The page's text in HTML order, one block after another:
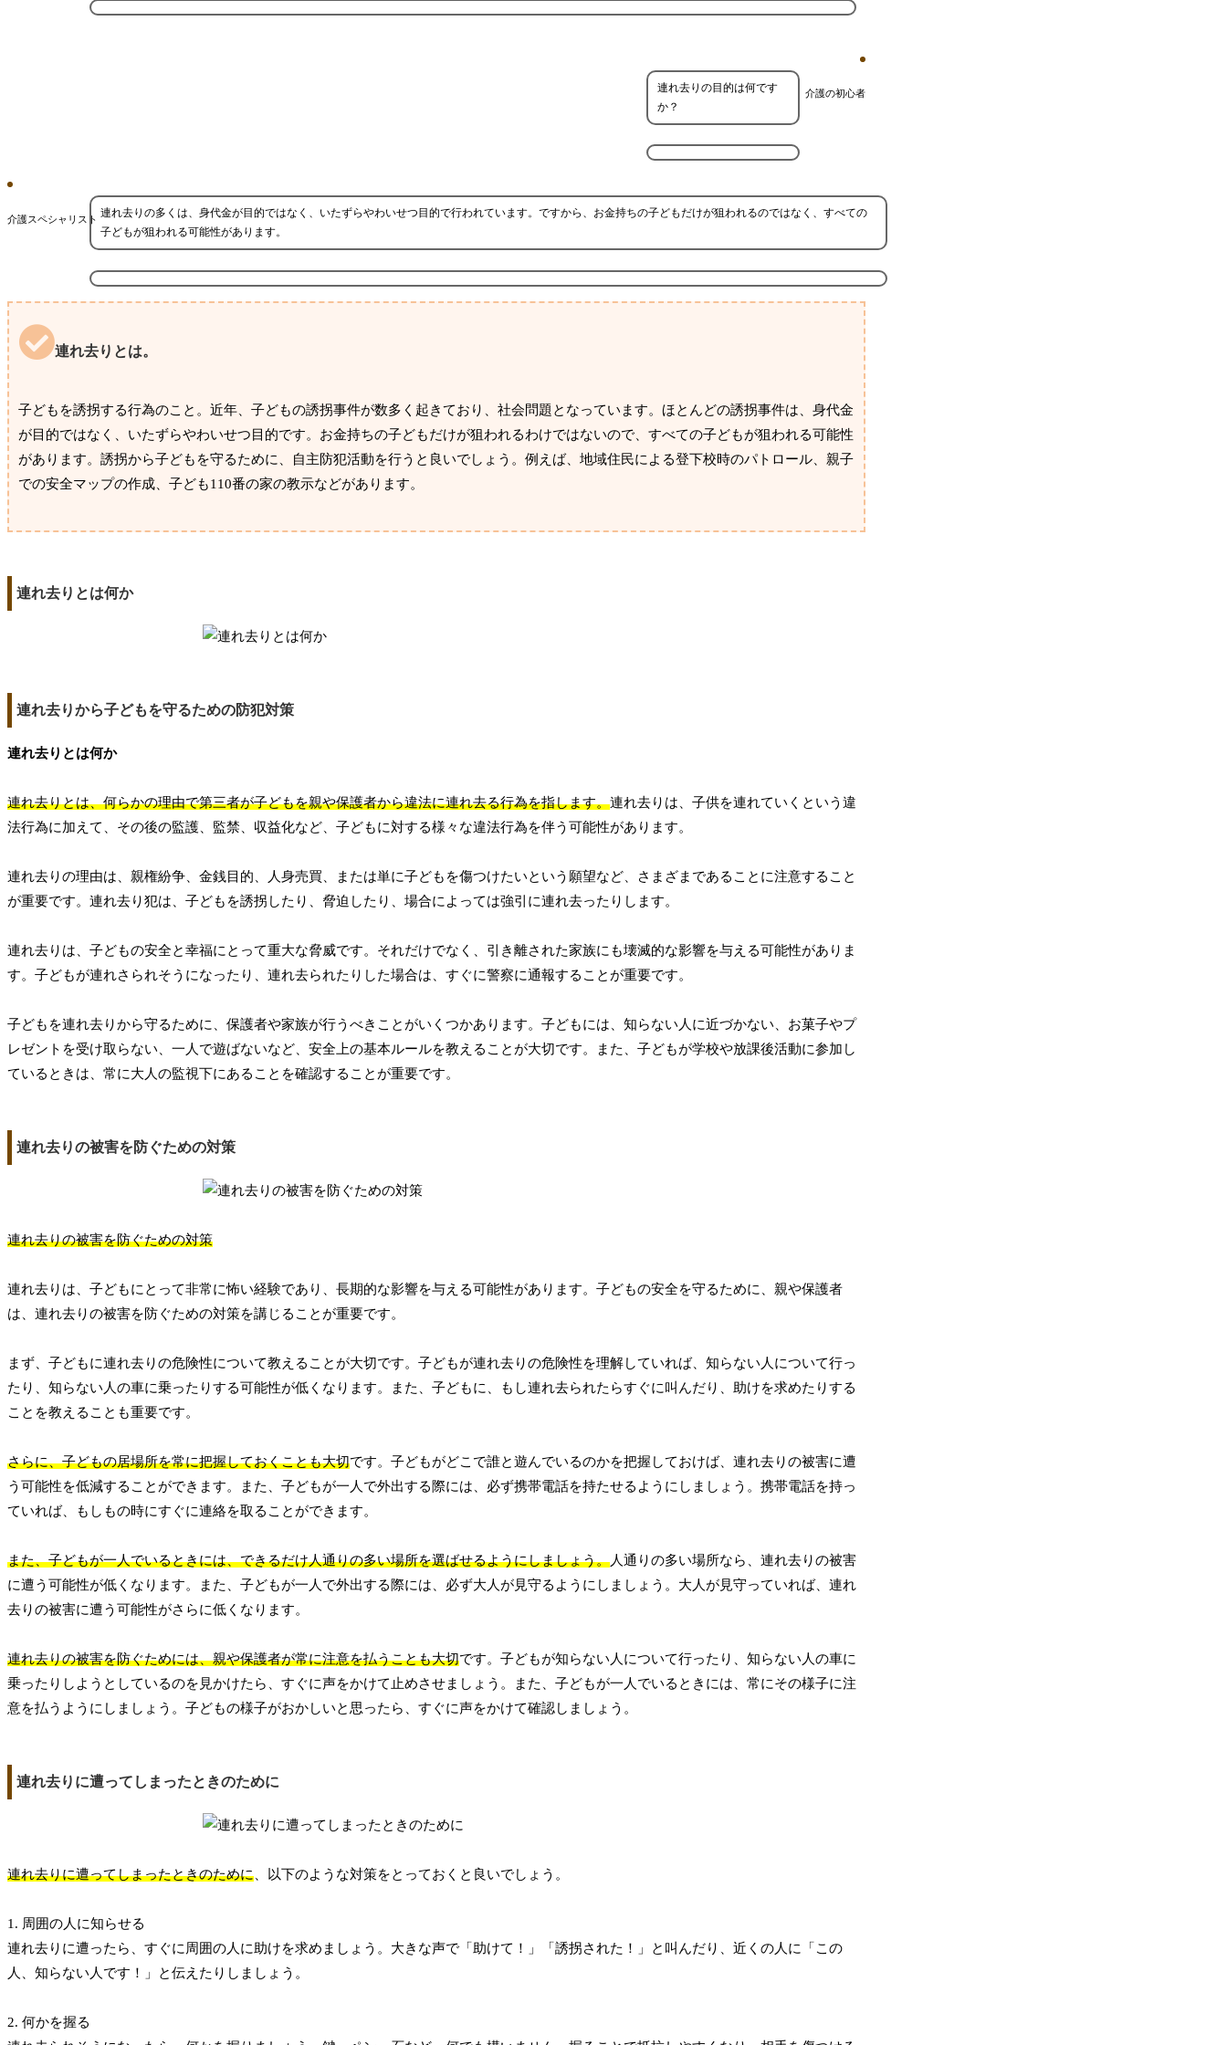
介護の初心者
連れ去りの目的は何です
か？
介護スペシャリスト 連れ去りの多くは、身代金が目的ではなく、いたずらやわいせつ目的で行われています。ですから、お金持ちの子どもだけが狙われるのではなく、すべての
子どもが狙われる可能性があります。
連れ去りとは。
子どもを誘拐する行為のこと。近年、子どもの誘拐事件が数多く起きており、社会問題となっています。ほとんどの誘拐事件は、身代金
が目的ではなく、いたずらやわいせつ目的です。お金持ちの子どもだけが狙われるわけではないので、すべての子どもが狙われる可能性
があります。誘拐から子どもを守るために、自主防犯活動を行うと良いでしょう。例えば、地域住民による登下校時のパトロール、親子
での安全マップの作成、子ども110番の家の教示などがあります。
連れ去りとは何か
連れ去りから子どもを守るための防犯対策
連れ去りとは何か
連れ去りとは、何らかの理由で第三者が子どもを親や保護者から違法に連れ去る行為を指します。連れ去りは、子供を連れていくという違
法行為に加えて、その後の監護、監禁、収益化など、子どもに対する様々な違法行為を伴う可能性があります。
連れ去りの理由は、親権紛争、金銭目的、人身売買、または単に子どもを傷つけたいという願望など、さまざまであることに注意すること
が重要です。連れ去り犯は、子どもを誘拐したり、脅迫したり、場合によっては強引に連れ去ったりします。
連れ去りは、子どもの安全と幸福にとって重大な脅威です。それだけでなく、引き離された家族にも壊滅的な影響を与える可能性がありま
す。子どもが連れさられそうになったり、連れ去られたりした場合は、すぐに警察に通報することが重要です。
子どもを連れ去りから守るために、保護者や家族が行うべきことがいくつかあります。子どもには、知らない人に近づかない、お菓子やプ
レゼントを受け取らない、一人で遊ばないなど、安全上の基本ルールを教えることが大切です。また、子どもが学校や放課後活動に参加し
ているときは、常に大人の監視下にあることを確認することが重要です。
連れ去りの被害を防ぐための対策
連れ去りの被害を防ぐための対策
連れ去りは、子どもにとって非常に怖い経験であり、長期的な影響を与える可能性があります。子どもの安全を守るために、親や保護者
は、連れ去りの被害を防ぐための対策を講じることが重要です。
まず、子どもに連れ去りの危険性について教えることが大切です。子どもが連れ去りの危険性を理解していれば、知らない人について行っ
たり、知らない人の車に乗ったりする可能性が低くなります。また、子どもに、もし連れ去られたらすぐに叫んだり、助けを求めたりする
ことを教えることも重要です。
さらに、子どもの居場所を常に把握しておくことも大切です。子どもがどこで誰と遊んでいるのかを把握しておけば、連れ去りの被害に遭
う可能性を低減することができます。また、子どもが一人で外出する際には、必ず携帯電話を持たせるようにしましょう。携帯電話を持っ
ていれば、もしもの時にすぐに連絡を取ることができます。
また、子どもが一人でいるときには、できるだけ人通りの多い場所を選ばせるようにしましょう。人通りの多い場所なら、連れ去りの被害
に遭う可能性が低くなります。また、子どもが一人で外出する際には、必ず大人が見守るようにしましょう。大人が見守っていれば、連れ
去りの被害に遭う可能性がさらに低くなります。
連れ去りの被害を防ぐためには、親や保護者が常に注意を払うことも大切です。子どもが知らない人について行ったり、知らない人の車に
乗ったりしようとしているのを見かけたら、すぐに声をかけて止めさせましょう。また、子どもが一人でいるときには、常にその様子に注
意を払うようにしましょう。子どもの様子がおかしいと思ったら、すぐに声をかけて確認しましょう。
連れ去りに遭ってしまったときのために
連れ去りに遭ってしまったときのために 、以下のような対策をとっておくと良いでしょう。
1. 周囲の人に知らせる
連れ去りに遭ったら、すぐに周囲の人に助けを求めましょう。大きな声で「助けて！」「誘拐された！」と叫んだり、近くの人に「この
人、知らない人です！」と伝えたりしましょう。
2. 何かを握る